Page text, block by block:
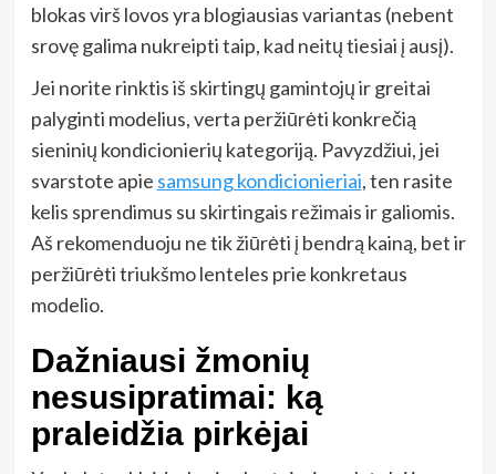
blokas virš lovos yra blogiausias variantas (nebent
srovę galima nukreipti taip, kad neitų tiesiai į ausį).
Jei norite rinktis iš skirtingų gamintojų ir greitai
palyginti modelius, verta peržiūrėti konkrečią
sieninių kondicionierių kategoriją. Pavyzdžiui, jei
svarstote apie samsung kondicionieriai, ten rasite
kelis sprendimus su skirtingais režimais ir galiomis.
Aš rekomenduoju ne tik žiūrėti į bendrą kainą, bet ir
peržiūrėti triukšmo lenteles prie konkretaus
modelio.
Dažniausi žmonių
nesusipratimai: ką
praleidžia pirkėjai